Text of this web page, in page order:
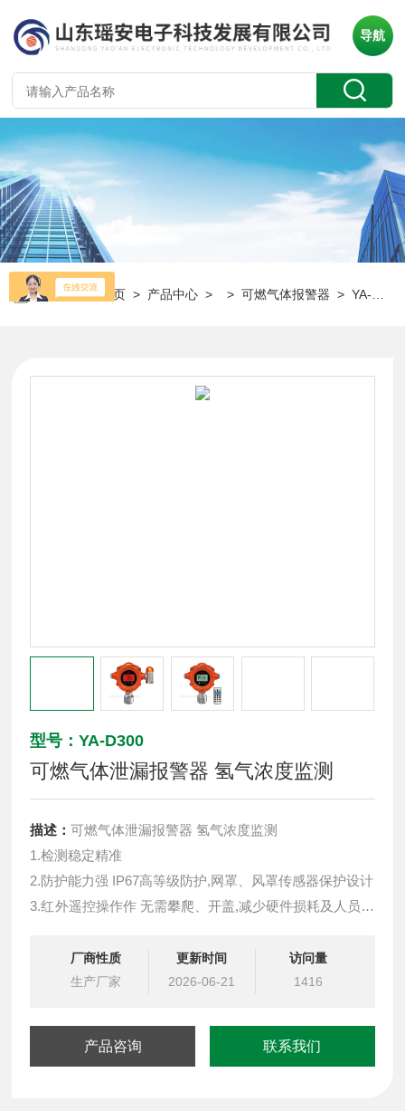
导航
当前位置：首页 > 产品中心 > >可燃气体报警器 > YA-D300可燃气体泄漏报警器 氢气浓度监测
型号：YA-D300
可燃气体泄漏报警器 氢气浓度监测
描述：可燃气体泄漏报警器 氢气浓度监测
1.检测稳定精准
2.防护能力强 IP67高等级防护,网罩、风罩传感器保护设计
3.红外遥控操作作 无需攀爬、开盖,减少硬件损耗及人员伤
4.输出信号丰富多样 支持4-20mA，RS485，LoRa无线信
号，PowerBus二总线
厂商性质
生产厂家
更新时间
2026-06-21
访问量
1416
产品咨询 联系我们